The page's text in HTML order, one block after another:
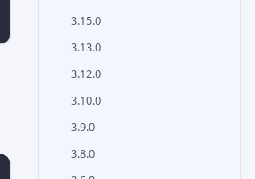
3.15.0
3.13.0
3.12.0
3.10.0
3.9.0
3.8.0